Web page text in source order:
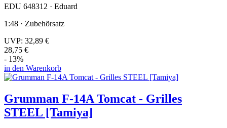
EDU 648312 · Eduard
1:48 · Zubehörsatz
UVP: 32,89 €
28,75 €
- 13%
in den Warenkorb
Grumman F-14A Tomcat - Grilles
STEEL [Tamiya]